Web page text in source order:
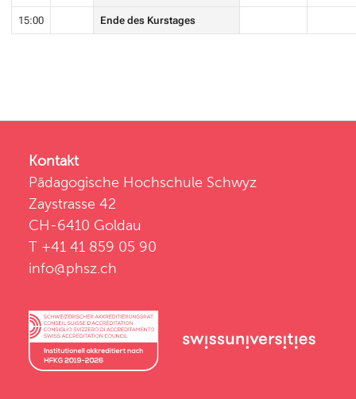
15:00 Ende des Kurstages
Kontakt
Pädagogische Hochschule Schwyz
Zaystrasse 42
CH-6410 Goldau
T +41 41 859 05 90
info@phsz.ch